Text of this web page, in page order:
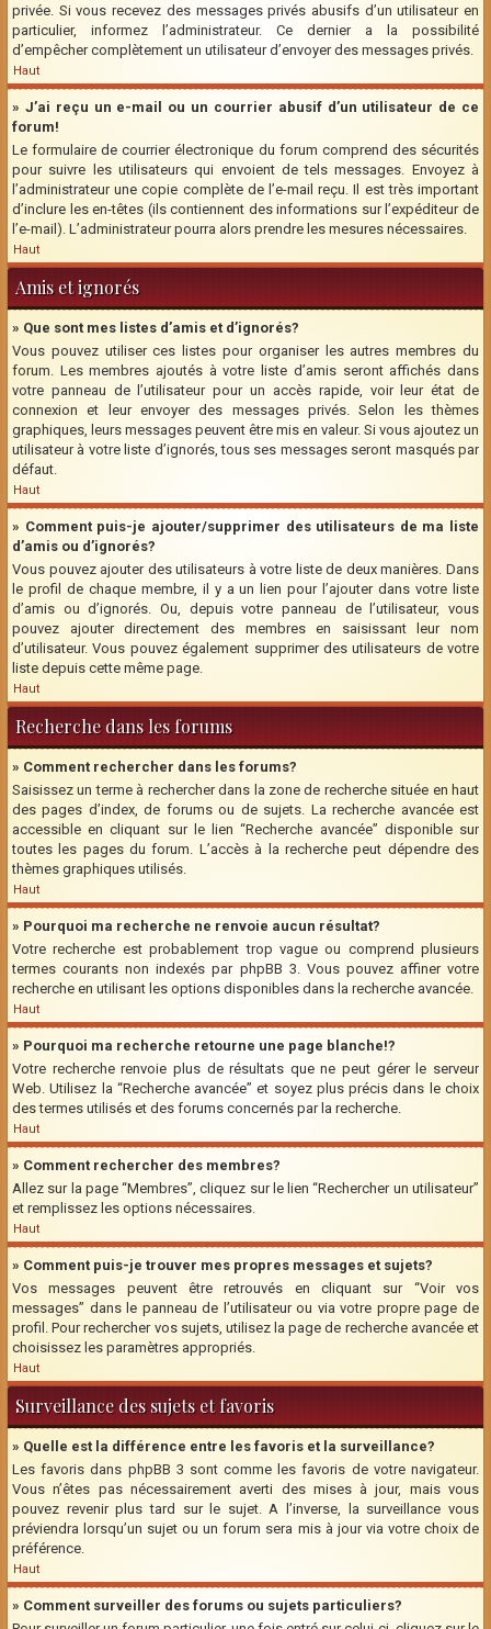
privée. Si vous recevez des messages privés abusifs d’un utilisateur en
particulier, informez l’administrateur. Ce dernier a la possibilité
d’empêcher complètement un utilisateur d’envoyer des messages privés.
Haut
» J’ai reçu un e-mail ou un courrier abusif d’un utilisateur de ce
forum!
Le formulaire de courrier électronique du forum comprend des sécurités
pour suivre les utilisateurs qui envoient de tels messages. Envoyez à
l’administrateur une copie complète de l’e-mail reçu. Il est très important
d’inclure les en-têtes (ils contiennent des informations sur l’expéditeur de
l’e-mail). L’administrateur pourra alors prendre les mesures nécessaires.
Haut
Amis et ignorés
» Que sont mes listes d’amis et d’ignorés?
Vous pouvez utiliser ces listes pour organiser les autres membres du
forum. Les membres ajoutés à votre liste d’amis seront affichés dans
votre panneau de l’utilisateur pour un accès rapide, voir leur état de
connexion et leur envoyer des messages privés. Selon les thèmes
graphiques, leurs messages peuvent être mis en valeur. Si vous ajoutez un
utilisateur à votre liste d’ignorés, tous ses messages seront masqués par
défaut.
Haut
» Comment puis-je ajouter/supprimer des utilisateurs de ma liste
d’amis ou d’ignorés?
Vous pouvez ajouter des utilisateurs à votre liste de deux manières. Dans
le profil de chaque membre, il y a un lien pour l’ajouter dans votre liste
d’amis ou d’ignorés. Ou, depuis votre panneau de l’utilisateur, vous
pouvez ajouter directement des membres en saisissant leur nom
d’utilisateur. Vous pouvez également supprimer des utilisateurs de votre
liste depuis cette même page.
Haut
Recherche dans les forums
» Comment rechercher dans les forums?
Saisissez un terme à rechercher dans la zone de recherche située en haut
des pages d’index, de forums ou de sujets. La recherche avancée est
accessible en cliquant sur le lien “Recherche avancée” disponible sur
toutes les pages du forum. L’accès à la recherche peut dépendre des
thèmes graphiques utilisés.
Haut
» Pourquoi ma recherche ne renvoie aucun résultat?
Votre recherche est probablement trop vague ou comprend plusieurs
termes courants non indexés par phpBB 3. Vous pouvez affiner votre
recherche en utilisant les options disponibles dans la recherche avancée.
Haut
» Pourquoi ma recherche retourne une page blanche!?
Votre recherche renvoie plus de résultats que ne peut gérer le serveur
Web. Utilisez la “Recherche avancée” et soyez plus précis dans le choix
des termes utilisés et des forums concernés par la recherche.
Haut
» Comment rechercher des membres?
Allez sur la page “Membres”, cliquez sur le lien “Rechercher un utilisateur”
et remplissez les options nécessaires.
Haut
» Comment puis-je trouver mes propres messages et sujets?
Vos messages peuvent être retrouvés en cliquant sur “Voir vos
messages” dans le panneau de l’utilisateur ou via votre propre page de
profil. Pour rechercher vos sujets, utilisez la page de recherche avancée et
choisissez les paramètres appropriés.
Haut
Surveillance des sujets et favoris
» Quelle est la différence entre les favoris et la surveillance?
Les favoris dans phpBB 3 sont comme les favoris de votre navigateur.
Vous n’êtes pas nécessairement averti des mises à jour, mais vous
pouvez revenir plus tard sur le sujet. A l’inverse, la surveillance vous
préviendra lorsqu’un sujet ou un forum sera mis à jour via votre choix de
préférence.
Haut
» Comment surveiller des forums ou sujets particuliers?